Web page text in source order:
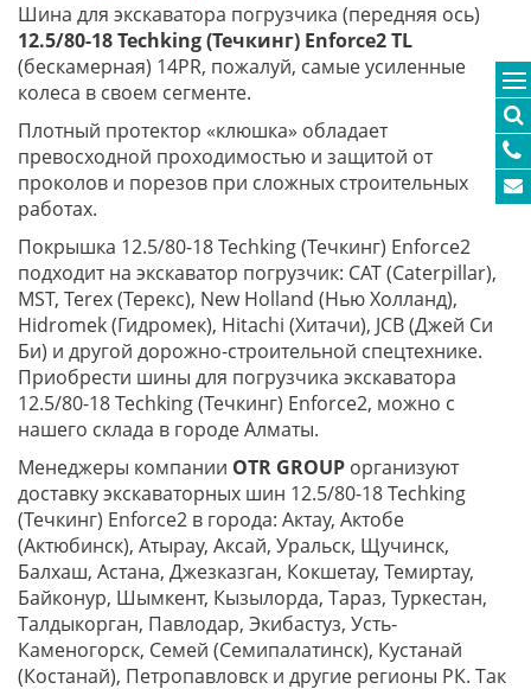
Шина для экскаватора погрузчика (передняя ось)
12.5/80-18 Techking (Течкинг) Enforce2 TL
(бескамерная) 14PR, пожалуй, самые усиленные
колеса в своем сегменте.
Плотный протектор «клюшка» обладает
превосходной проходимостью и защитой от
проколов и порезов при сложных строительных
работах.
Покрышка 12.5/80-18 Techking (Течкинг) Enforce2
подходит на экскаватор погрузчик: CAT (Caterpillar),
MST, Terex (Терекс), New Holland (Нью Холланд),
Hidromek (Гидромек), Hitachi (Хитачи), JCB (Джей Си
Би) и другой дорожно-строительной спецтехнике.
Приобрести шины для погрузчика экскаватора
12.5/80-18 Techking (Течкинг) Enforce2, можно с
нашего склада в городе Алматы.
Менеджеры компании OTR GROUP организуют
доставку экскаваторных шин 12.5/80-18 Techking
(Течкинг) Enforce2 в города: Актау, Актобе
(Актюбинск), Атырау, Аксай, Уральск, Щучинск,
Балхаш, Астана, Джезказган, Кокшетау, Темиртау,
Байконур, Шымкент, Кызылорда, Тараз, Туркестан,
Талдыкорган, Павлодар, Экибастуз, Усть-
Каменогорск, Семей (Семипалатинск), Кустанай
(Костанай), Петропавловск и другие регионы РК. Так